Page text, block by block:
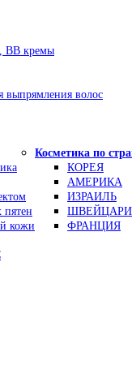
ВВ кремы
выпрямления волос
пятен
кожи
Косметика по
КОРЕЯ
АМЕРИКА
ИЗРАИЛЬ
ФРАНЦИЯ